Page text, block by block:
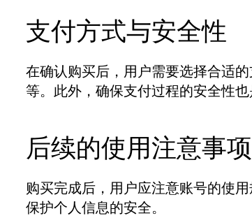
支付方式与安全性
在确认购买后，用户需要选择合适
等。此外，确保支付过程的安全性
后续的使用注意事项
购买完成后，用户应注意账号的使
保护个人信息的安全。